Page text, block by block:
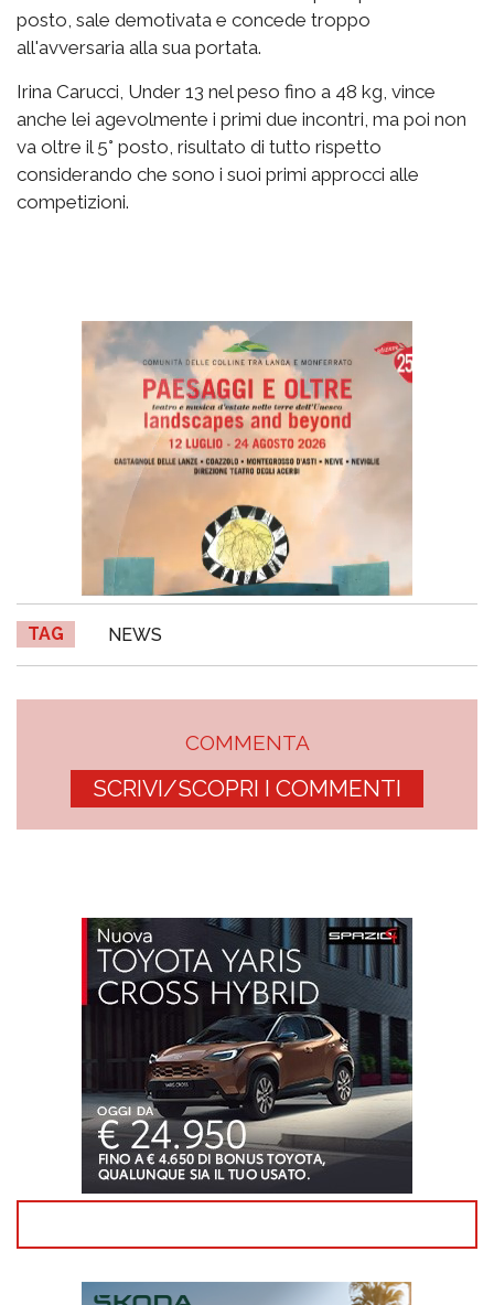
posto, sale demotivata e concede troppo
all'avversaria alla sua portata.
Irina Carucci, Under 13 nel peso fino a 48 kg, vince
anche lei agevolmente i primi due incontri, ma poi non
va oltre il 5° posto, risultato di tutto rispetto
considerando che sono i suoi primi approcci alle
competizioni.
TAG NEWS
COMMENTA
SCRIVI/SCOPRI I COMMENTI